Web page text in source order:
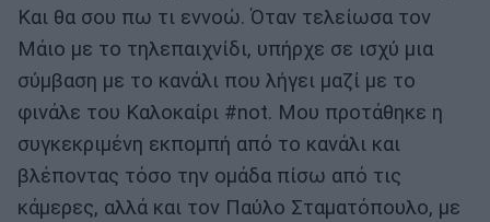
Και θα σου πω τι εννοώ. Όταν τελείωσα τον
Μάιο με το τηλεπαιχνίδι, υπήρχε σε ισχύ μια
σύμβαση με το κανάλι που λήγει μαζί με το
φινάλε του Καλοκαίρι #not. Μου προτάθηκε η
συγκεκριμένη εκπομπή από το κανάλι και
βλέποντας τόσο την ομάδα πίσω από τις
κάμερες, αλλά και τον Παύλο Σταματόπουλο, με